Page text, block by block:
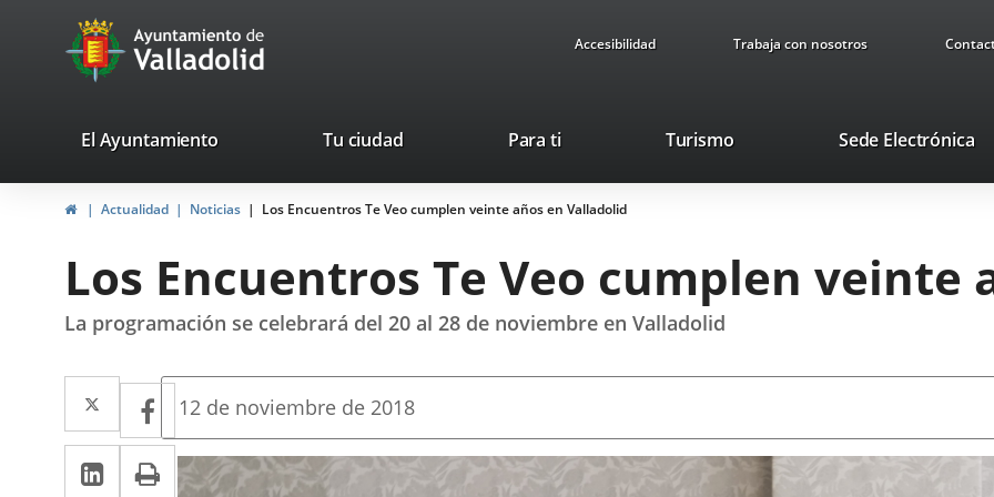
Portal
Web
Ayuntamiento
de
Accesibilidad Trabaja con nosotros
valladolid.es
El Ayuntamiento Tu ciudad Para ti TurismoEste
se
una
ventana
Sede Electrónica
InicioActualidad Noticias Los Encuentros Te Veo cumplen veinte años en Valladolid
Los Encuentros Te Veo cumplen veinte
La programación se celebrará del 20 al 28 de noviembre en Valladolid
Twitter
Enlace
a
una
Facebook
Enlace
a
una
LinkedIn
EnlaceImprimir
Fecha
la
noticia
12 de noviembre de 2018